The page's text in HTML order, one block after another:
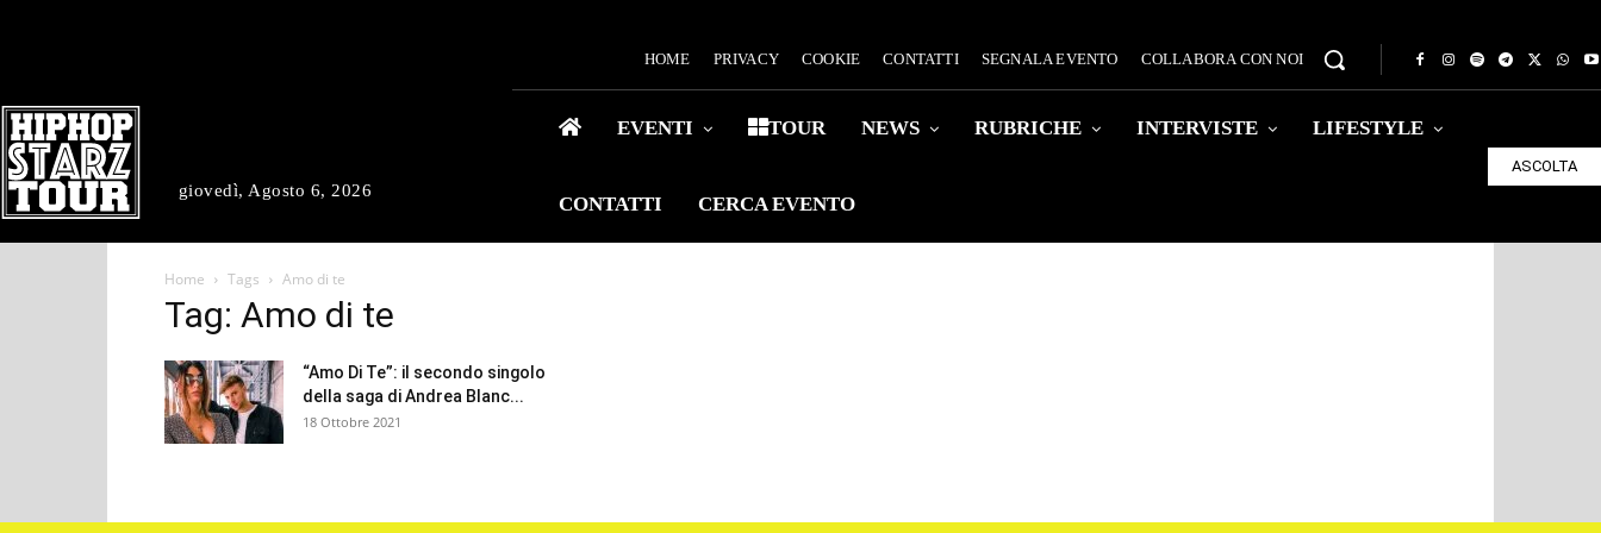
giovedì, Agosto 6, 2026
HOME PRIVACY COOKIE CONTATTI SEGNALA EVENTO COLLABORA CON NOI
EVENTI TOUR NEWS RUBRICHE INTERVISTE LIFESTYLE
CONTATTI CERCA EVENTO
ASCOLTA
Home Tags Amo di te
Tag: Amo di te
“Amo Di Te”: il secondo singolo
della saga di Andrea Blanc...
18 Ottobre 2021